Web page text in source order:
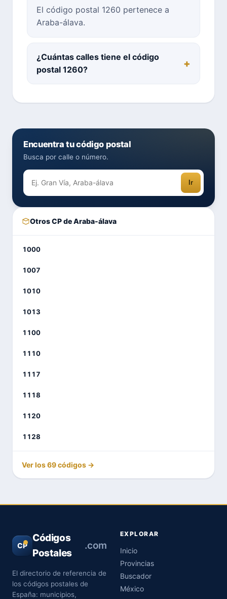
El código postal 1260 pertenece a
Araba-álava.
¿Cuántas calles tiene el código
postal 1260?
Encuentra tu código postal
Busca por calle o número.
Ir
Otros CP de Araba-álava
1000
1007
1010
1013
1100
1110
1117
1118
1120
1128
Ver los 69 códigos →
CP
Códigos
Postales
.com
El directorio de referencia de
los códigos postales de
España: municipios,
EXPLORAR
Inicio
Provincias
Buscador
México